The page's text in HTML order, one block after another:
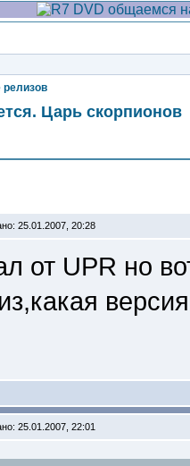
релизов
Царь скорпионов
25.01.2007, 20:28
от UPR но
25.01.2007, 22:01